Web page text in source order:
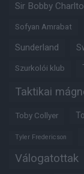
Sir Bobby
Sofyan Amrabat
Sunderland
Szurkolói klub
Taktikai
Toby Collyer
Tyler Fredericson
Válogatottak